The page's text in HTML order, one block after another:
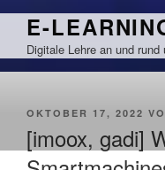
Zum
springen
E-
Digitale Lehre an und
VERÖFFENTLICHT
OKTOBER 17, 2022
[imoox, gadi]